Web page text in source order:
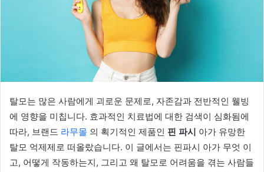
탈모는 많은 사람에게 괴로운 문제로, 자존감과 전반적인 웰빙
에 영향을 미칩니다. 효과적인 치료법에 대한 검색이 심화됨에
따라, 브랜드 라무몰 의 획기적인 제품인 핀 파시 아가 유망한
탈모 억제제로 떠올랐습니다. 이 글에서는 핀파시 아가 무엇 이
고, 어떻게 작동하는지, 그리고 왜 탈모로 어려움을 겪는 사람들